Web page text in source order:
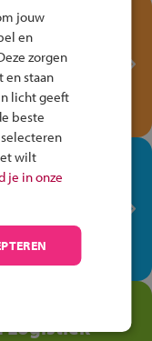
met het
Verkeersspel
fiets!
je op je
elke dag
de
Logistiek
jouw
en
zorgen
en staan
licht geeft
beste
wilt
je in onze